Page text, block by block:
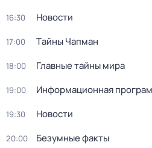
16:30 Новости
17:00 Тaйны Чапман
18:00 Главные тайны мира
19:00 Информационная
19:30 Новости
20:00 Безумные факты